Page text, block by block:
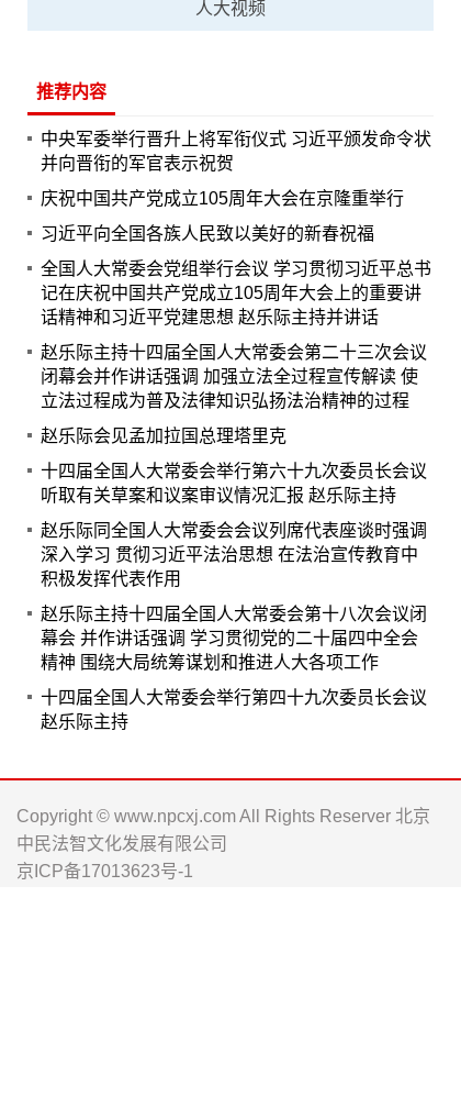
人大视频
推荐内容
中央军委举行晋升上将军衔仪式 习近平颁发命令状
并向晋衔的军官表示祝贺
庆祝中国共产党成立105周年大会在京隆重举行
习近平向全国各族人民致以美好的新春祝福
全国人大常委会党组举行会议 学习贯彻习近平总书
记在庆祝中国共产党成立105周年大会上的重要讲
话精神和习近平党建思想 赵乐际主持并讲话
赵乐际主持十四届全国人大常委会第二十三次会议
闭幕会并作讲话强调 加强立法全过程宣传解读 使
立法过程成为普及法律知识弘扬法治精神的过程
赵乐际会见孟加拉国总理塔里克
十四届全国人大常委会举行第六十九次委员长会议
听取有关草案和议案审议情况汇报 赵乐际主持
赵乐际同全国人大常委会会议列席代表座谈时强调
深入学习 贯彻习近平法治思想 在法治宣传教育中
积极发挥代表作用
赵乐际主持十四届全国人大常委会第十八次会议闭
幕会 并作讲话强调 学习贯彻党的二十届四中全会
精神 围绕大局统筹谋划和推进人大各项工作
十四届全国人大常委会举行第四十九次委员长会议
赵乐际主持
Copyright © www.npcxj.com All Rights Reserver 北京
中民法智文化发展有限公司
京ICP备17013623号-1